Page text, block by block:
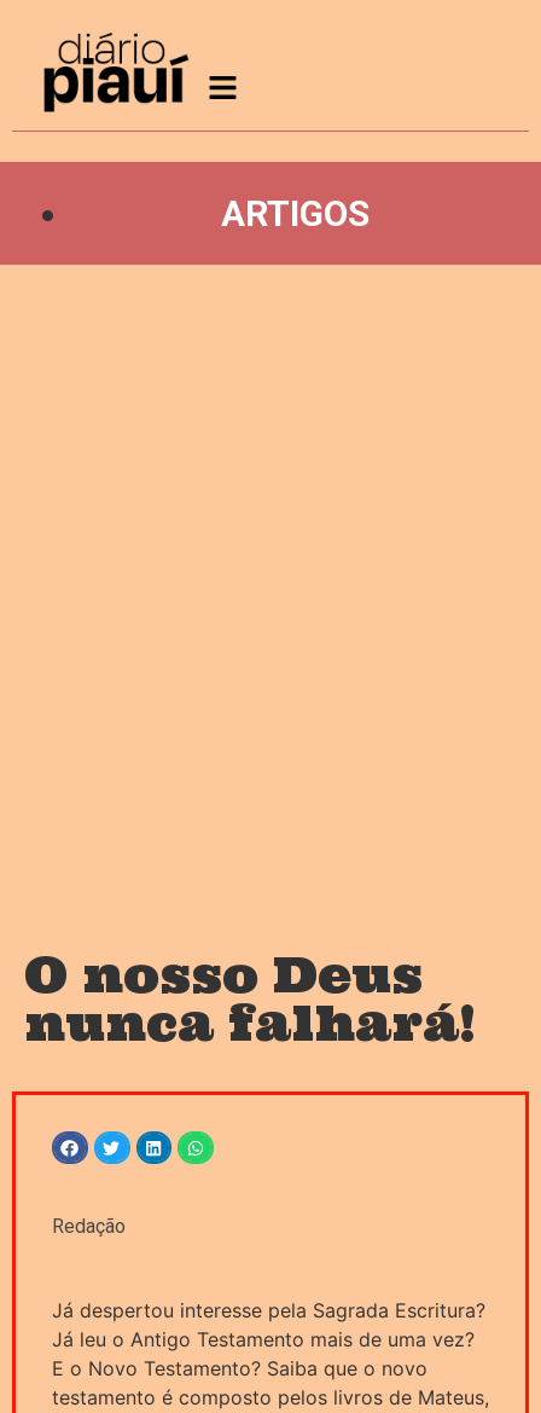
ARTIGOS
O nosso Deus
nunca falhará!
Redação
Já despertou interesse pela Sagrada Escritura?
Já leu o Antigo Testamento mais de uma vez?
E o Novo Testamento? Saiba que o novo
testamento é composto pelos livros de Mateus,